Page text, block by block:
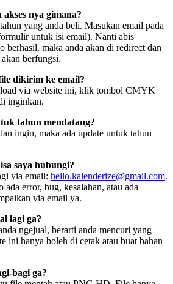
nya gimana?
yang anda beli. Masukan email pada
untuk isi email). Nanti abis
berhasil, maka anda akan di redirect dan
berfungsi.
dikirim ke email?
via website ini, klik tombol CMYK
inginkan.
tahun mendatang?
ingin, maka ada update untuk tahun
saya hubungi?
via email: hello.kalenderize@gmail.com.
error, bug, kesalahan, atau ada
via email ya.
lagi ga?
ngejual, berarti anda mencuri yang
ini hanya boleh di cetak atau buat bahan
bagi ga?